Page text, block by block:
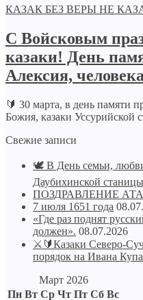
КАЗАК БЕЗ ВЕРЫ НЕ
С Войсковым
казаки! День
Алексия,
🔰 30 марта, в день памяти
Божия, казаки Уссурийской
Свежие записи
🕊️ В День семьи,
Даубихинской
ПОЗДРАВЛЕНИЕ
7 июля 1651 года
«Где раз поднят
должен». 08.07.2026
⚔🔰Казаки Северо-
порядок на Ивана
Март 2026
Пн Вт Ср Чт Пт Сб Вс